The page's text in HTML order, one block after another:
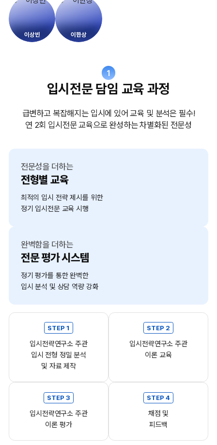
이상빈 이한상
1
입시전문 담임 교육 과정
급변하고 복잡해지는 입시에 있어 교육 및 분석은 필수!
연 2회 입시전문 교육으로 완성하는 차별화된 전문성
전문성을 더하는
전형별 교육
최적의 입시 전략 제시를 위한
정기 입시전문 교육 시행
완벽함을 더하는
전문 평가 시스템
정기 평가를 통한 완벽한
입시 분석 및 상담 역량 강화
STEP 1
입시전략연구소 주관
입시 전형 정밀 분석
및 자료 제작
STEP 2
입시전략연구소 주관
이론 교육
STEP 3
입시전략연구소 주관
이론 평가
STEP 4
채점 및
피드백